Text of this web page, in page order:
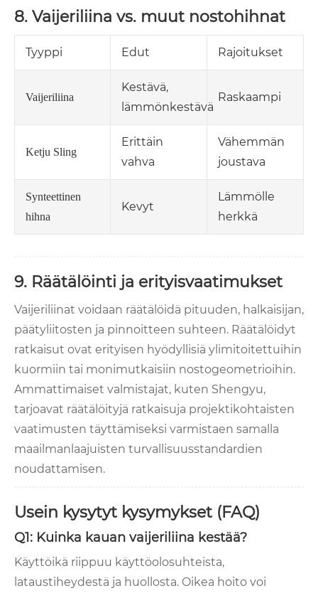
8. Vaijeriliina vs. muut nostohihnat
Tyyppi Edut Rajoitukset
Vaijeriliina
Kestävä,
lämmönkestävä
Raskaampi
Ketju Sling
Erittäin
vahva
Vähemmän
joustava
Synteettinen
hihna
Kevyt
Lämmölle
herkkä
9. Räätälöinti ja erityisvaatimukset
Vaijeriliinat voidaan räätälöidä pituuden, halkaisijan,
päätyliitosten ja pinnoitteen suhteen. Räätälöidyt
ratkaisut ovat erityisen hyödyllisiä ylimitoitettuihin
kuormiin tai monimutkaisiin nostogeometrioihin.
Ammattimaiset valmistajat, kuten Shengyu,
tarjoavat räätälöityjä ratkaisuja projektikohtaisten
vaatimusten täyttämiseksi varmistaen samalla
maailmanlaajuisten turvallisuusstandardien
noudattamisen.
Usein kysytyt kysymykset (FAQ)
Q1: Kuinka kauan vaijeriliina kestää?
Käyttöikä riippuu käyttöolosuhteista,
lataustiheydestä ja huollosta. Oikea hoito voi